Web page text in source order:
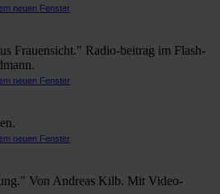
neuen Fenster
Frauensicht." Radio-beitrag im Flash-
neuen Fenster
neuen Fenster
Von Andreas Kilb. Mit Video-